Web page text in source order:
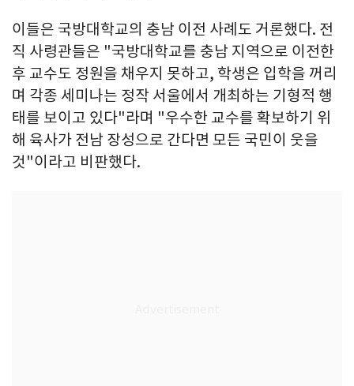
이들은 국방대학교의 충남 이전 사례도 거론했다. 전
직 사령관들은 "국방대학교를 충남 지역으로 이전한
후 교수도 정원을 채우지 못하고, 학생은 입학을 꺼리
며 각종 세미나는 정작 서울에서 개최하는 기형적 행
태를 보이고 있다"라며 "우수한 교수를 확보하기 위
해 육사가 전남 장성으로 간다면 모든 국민이 웃을
것"이라고 비판했다.